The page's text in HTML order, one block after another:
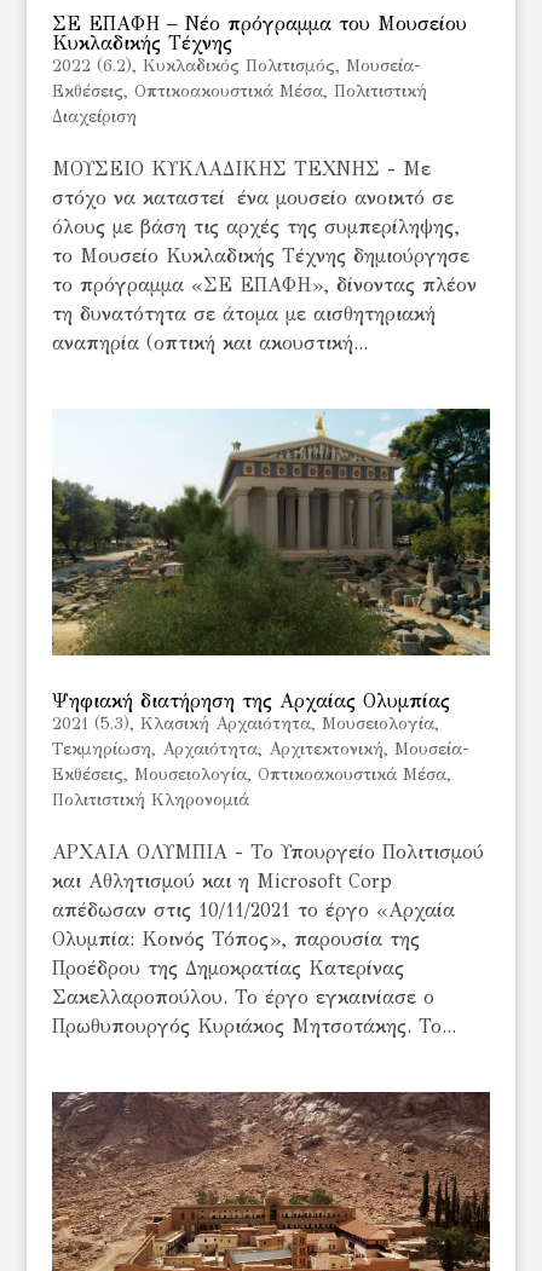
ΣΕ ΕΠΑΦΗ – Νέο πρόγραμμα του Μουσείου
Κυκλαδικής Τέχνης
2022 (6.2), Κυκλαδικός Πολιτισμός, Μουσεία-
Εκθέσεις, Οπτικοακουστικά Μέσα, Πολιτιστική
Διαχείριση
ΜΟΥΣΕΙΟ ΚΥΚΛΑΔΙΚΗΣ ΤΕΧΝΗΣ - Με
στόχο να καταστεί ένα μουσείο ανοικτό σε
όλους με βάση τις αρχές της συμπερίληψης,
το Μουσείο Κυκλαδικής Τέχνης δημιούργησε
το πρόγραμμα «ΣΕ ΕΠΑΦΗ», δίνοντας πλέον
τη δυνατότητα σε άτομα με αισθητηριακή
αναπηρία (οπτική και ακουστική...
Ψηφιακή διατήρηση της Αρχαίας Ολυμπίας
2021 (5.3), Kλασική Αρχαιότητα, Mουσειολογία,
Tεκμηρίωση, Αρχαιότητα, Αρχιτεκτονική, Μουσεία-
Εκθέσεις, Μουσειολογία, Οπτικοακουστικά Μέσα,
Πολιτιστική Κληρονομιά
ΑΡΧΑΙΑ ΟΛΥΜΠΙΑ - Το Υπουργείο Πολιτισμού
και Αθλητισμού και η Microsoft Corp
απέδωσαν στις 10/11/2021 το έργο «Αρχαία
Ολυμπία: Κοινός Τόπος», παρουσία της
Προέδρου της Δημοκρατίας Κατερίνας
Σακελλαροπούλου. Το έργο εγκαινίασε ο
Πρωθυπουργός Κυριάκος Μητσοτάκης. Το...